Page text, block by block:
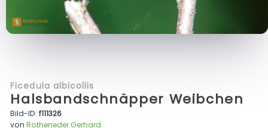
Ficedula albicollis
Halsbandschnäpper Weibchen
Bild-ID:f111326
vonRotheneder Gerhard